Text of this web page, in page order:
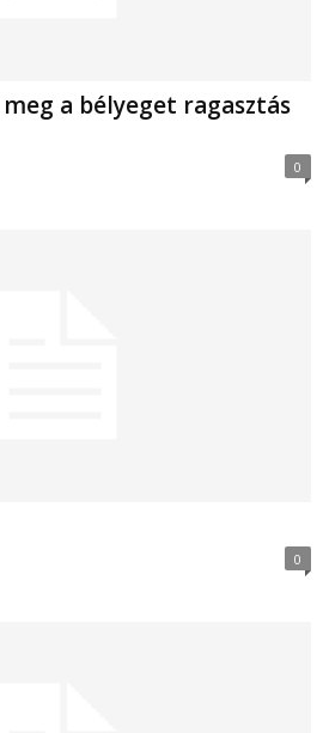
a bélyeget ragasztás
0
0